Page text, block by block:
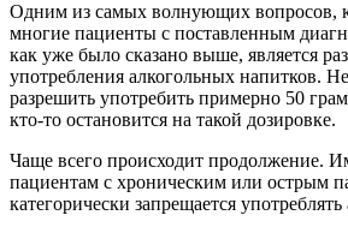
Одним из самых волнующих вопросов,
многие пациенты с поставленным
как уже было сказано выше, является
употребления алкогольных напитков.
разрешить употребить примерно 50
кто-то остановится на такой дозировке.
Чаще всего происходит продолжение.
пациентам с хроническим или острым
категорически запрещается употреблять